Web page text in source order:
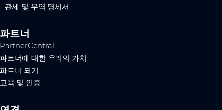
- 관세 및 무역 명세서
파트너
PartnerCentral
파트너에 대한 우리의 가치
파트너 되기
교육 및 인증